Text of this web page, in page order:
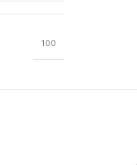
100